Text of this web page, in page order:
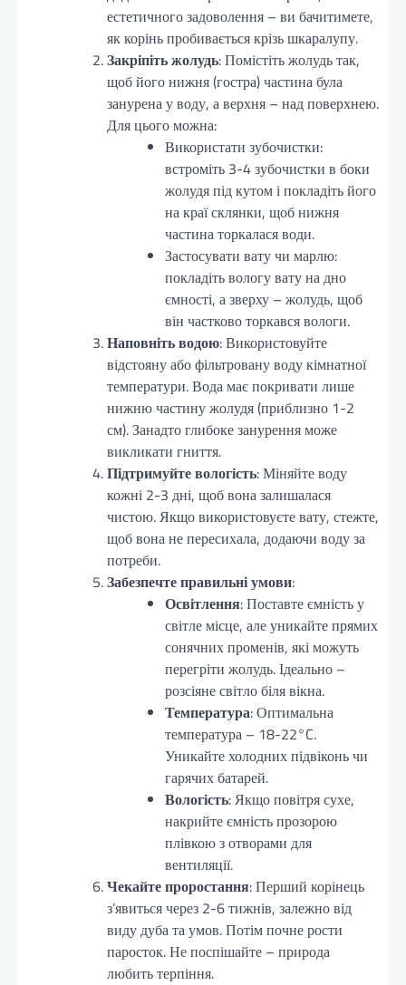
естетичного задоволення – ви бачитимете,
як корінь пробивається крізь шкаралупу.
Закріпіть жолудь: Помістіть жолудь так,
щоб його нижня (гостра) частина була
занурена у воду, а верхня – над поверхнею.
Для цього можна:
Використати зубочистки:
встроміть 3-4 зубочистки в боки
жолудя під кутом і покладіть його
на краї склянки, щоб нижня
частина торкалася води.
Застосувати вату чи марлю:
покладіть вологу вату на дно
ємності, а зверху – жолудь, щоб
він частково торкався вологи.
Наповніть водою: Використовуйте
відстояну або фільтровану воду кімнатної
температури. Вода має покривати лише
нижню частину жолудя (приблизно 1-2
см). Занадто глибоке занурення може
викликати гниття.
Підтримуйте вологість: Міняйте воду
кожні 2-3 дні, щоб вона залишалася
чистою. Якщо використовуєте вату, стежте,
щоб вона не пересихала, додаючи воду за
потреби.
Забезпечте правильні умови:
Освітлення: Поставте ємність у
світле місце, але уникайте прямих
сонячних променів, які можуть
перегріти жолудь. Ідеально –
розсіяне світло біля вікна.
Температура: Оптимальна
температура – 18-22°C.
Уникайте холодних підвіконь чи
гарячих батарей.
Вологість: Якщо повітря сухе,
накрийте ємність прозорою
плівкою з отворами для
вентиляції.
Чекайте проростання: Перший корінець
з’явиться через 2-6 тижнів, залежно від
виду дуба та умов. Потім почне рости
паросток. Не поспішайте – природа
любить терпіння.